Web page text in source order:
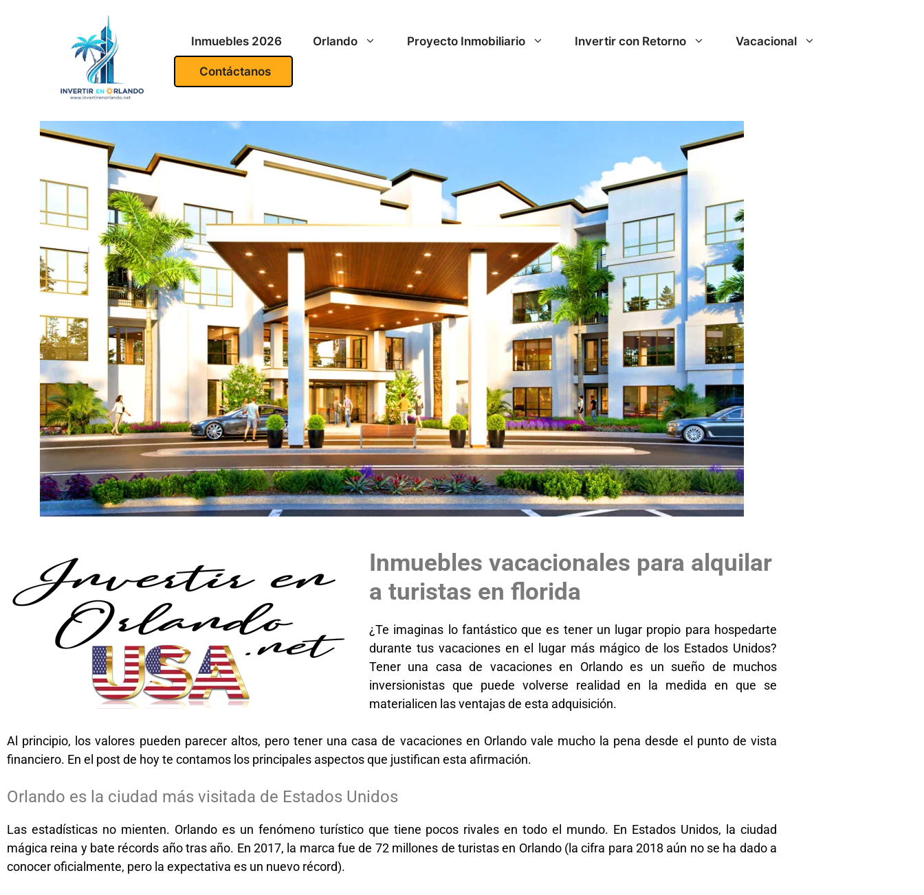
Inmuebles 2026 Orlando Proyecto Inmobiliario Invertir con Retorno Vacacional
Contáctanos
Inmuebles vacacionales para alquilar
a turistas en florida
¿Te imaginas lo fantástico que es tener un lugar propio para hospedarte
durante tus vacaciones en el lugar más mágico de los Estados Unidos?
Tener una casa de vacaciones en Orlando es un sueño de muchos
inversionistas que puede volverse realidad en la medida en que se
materialicen las ventajas de esta adquisición.
Al principio, los valores pueden parecer altos, pero tener una casa de vacaciones en Orlando vale mucho la pena desde el punto de vista
financiero. En el post de hoy te contamos los principales aspectos que justifican esta afirmación.
Orlando es la ciudad más visitada de Estados Unidos
Las estadísticas no mienten. Orlando es un fenómeno turístico que tiene pocos rivales en todo el mundo. En Estados Unidos, la ciudad
mágica reina y bate récords año tras año. En 2017, la marca fue de 72 millones de turistas en Orlando (la cifra para 2018 aún no se ha dado a
conocer oficialmente, pero la expectativa es un nuevo récord).